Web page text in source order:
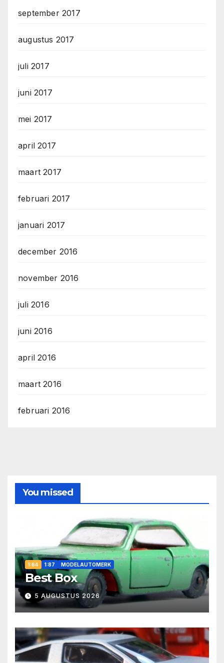
september 2017
augustus 2017
juli 2017
juni 2017
mei 2017
april 2017
maart 2017
februari 2017
januari 2017
december 2016
november 2016
juli 2016
juni 2016
april 2016
maart 2016
februari 2016
You missed
1:64 1:87 MODELAUTOMERK
Best Box
5 AUGUSTUS 2026